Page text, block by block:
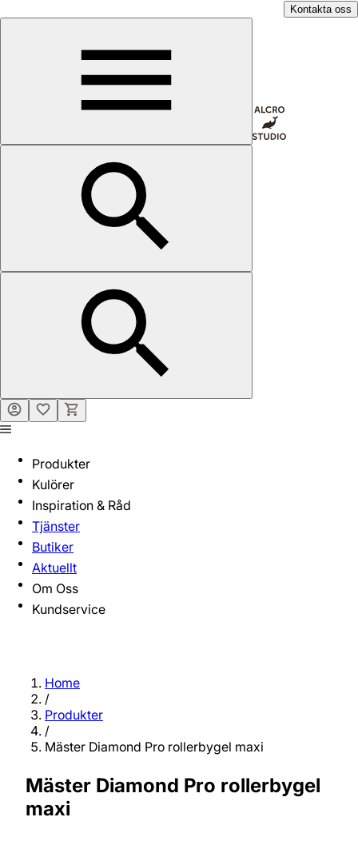
Kontakta oss
Produkter
Kulörer
Inspiration & Råd
Tjänster
Butiker
Aktuellt
Om Oss
Kundservice
Home
/
Produkter
/
Mäster Diamond Pro rollerbygel maxi
Mäster Diamond Pro rollerbygel
maxi